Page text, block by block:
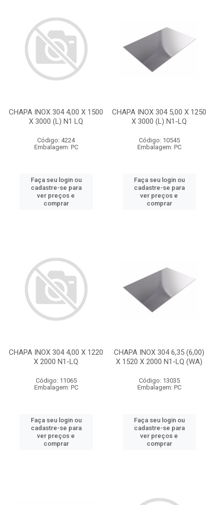
CHAPA INOX 304 4,00 X 1500
X 3000 (L) N1 LQ
Código: 4224
Embalagem: PC
Faça seu login ou
cadastre-se para
ver preços e
comprar
CHAPA INOX 304 5,00 X 1250
X 3000 (L) N1-LQ
Código: 10545
Embalagem: PC
Faça seu login ou
cadastre-se para
ver preços e
comprar
CHAPA INOX 304 4,00 X 1220
X 2000 N1-LQ
Código: 11065
Embalagem: PC
Faça seu login ou
cadastre-se para
ver preços e
comprar
CHAPA INOX 304 6,35 (6,00)
X 1520 X 2000 N1-LQ (WA)
Código: 13035
Embalagem: PC
Faça seu login ou
cadastre-se para
ver preços e
comprar